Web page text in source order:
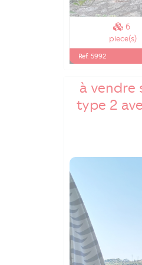
6
piece(s)
Réf. 5992
à vendre
type 2